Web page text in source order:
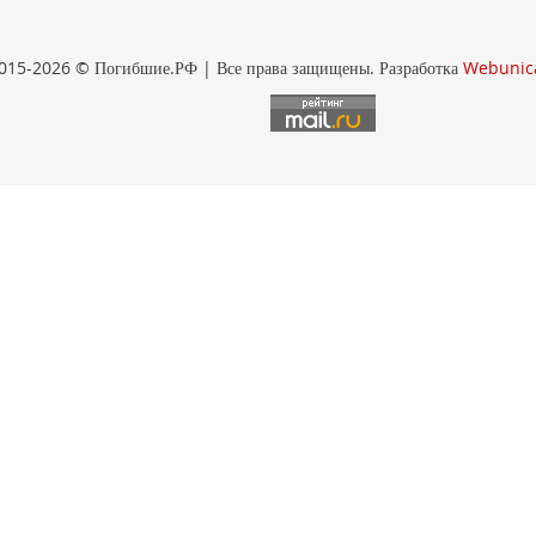
2026 © Погибшие.РФ | Все права защищены. Разработка